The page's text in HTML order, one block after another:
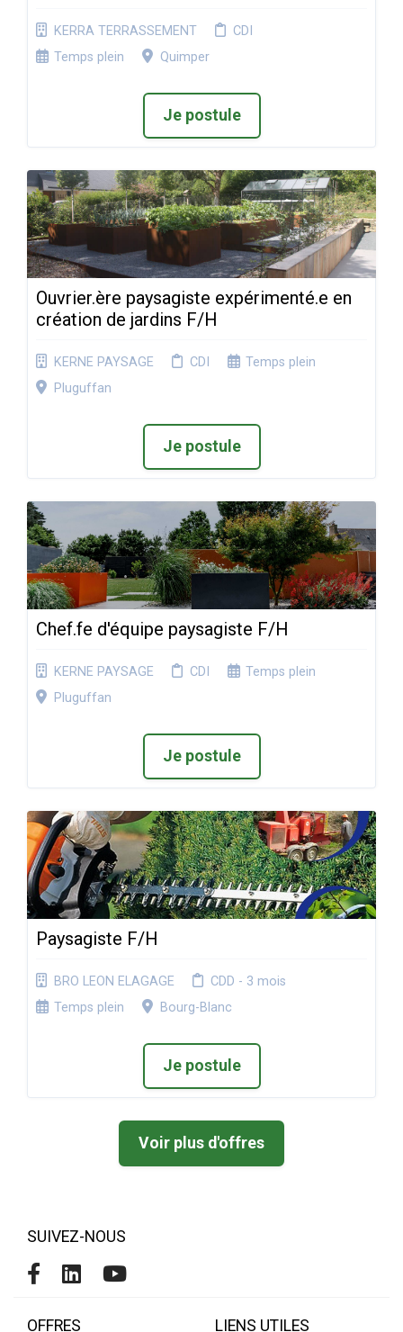
KERRA TERRASSEMENT
CDI
Temps plein
Quimper
Je postule
Ouvrier.ère paysagiste expérimenté.e en
création de jardins F/H
KERNE PAYSAGE CDI
Temps plein
Pluguffan
Je postule
Chef.fe d'équipe paysagiste F/H
KERNE PAYSAGE CDI
Temps plein
Pluguffan
Je postule
Paysagiste F/H
BRO LEON ELAGAGE
CDD - 3 mois
Temps plein
Bourg-Blanc
Je postule
Voir plus d'offres
SUIVEZ-NOUS
OFFRES LIENS UTILES